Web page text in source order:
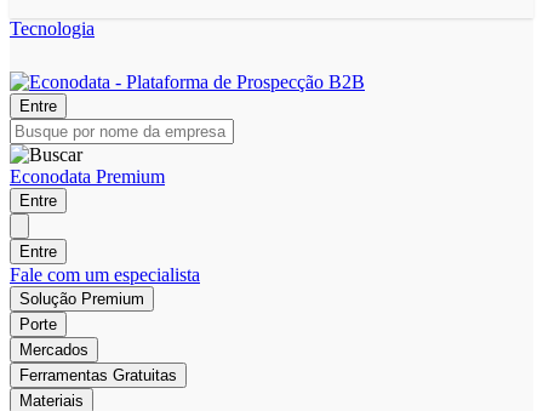
Tecnologia
Entre
Econodata Premium
Entre
Entre
Fale com um especialista
Solução Premium
Porte
Mercados
Ferramentas Gratuitas
Materiais